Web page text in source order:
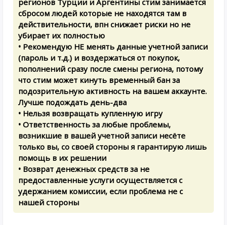
регионов Турции и Аргентины стим занимается
сбросом людей которые не находятся там в
действительности, впн снижает риски но не
убирает их полностью
• Рекомендую НЕ менять данные учетной записи
(пароль и т.д.) и воздержаться от покупок,
пополнений сразу после смены региона, потому
что стим может кинуть временный бан за
подозрительную активность на вашем аккаунте.
Лучше подождать день-два
• Нельзя возвращать купленную игру
• Ответственность за любые проблемы,
возникшие в вашей учетной записи несёте
только вы, со своей стороны я гарантирую лишь
помощь в их решении
• Возврат денежных средств за не
предоставленные услуги осуществляется с
удержанием комиссии, если проблема не с
нашей стороны